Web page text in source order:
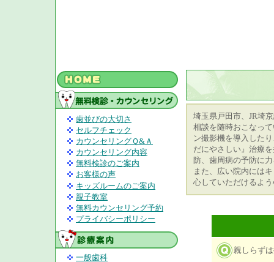
歯並びの大切さ
セルフチェック
カウンセリングＱ&Ａ
カウンセリング内容
無料検診のご案内
お客様の声
キッズルームのご案内
親子教室
無料カウンセリング予約
プライバシーポリシー
一般歯科
埼玉県戸田市、JR埼
相談を随時おこなっ
ン撮影機を導入した
だにやさしい』治療
防、歯周病の予防に
また、広い院内には
心していただけるよ
親しらず